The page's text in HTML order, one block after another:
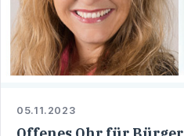
05.11.2023